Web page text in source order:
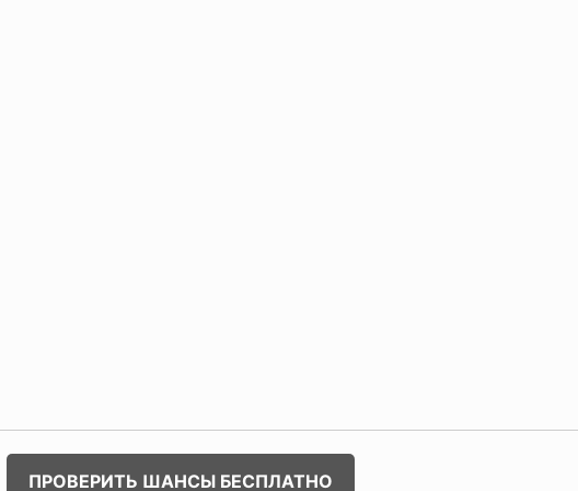
ПРОВЕРИТЬ ШАНСЫ БЕСПЛАТНО